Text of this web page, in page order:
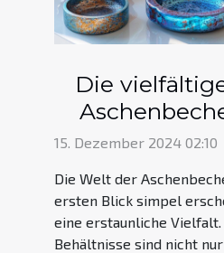
Die
und
15. Dezember 2024 02:10
Die Welt der
ersten Blick simpel
eine erstaunliche
Behältnisse sind nicht